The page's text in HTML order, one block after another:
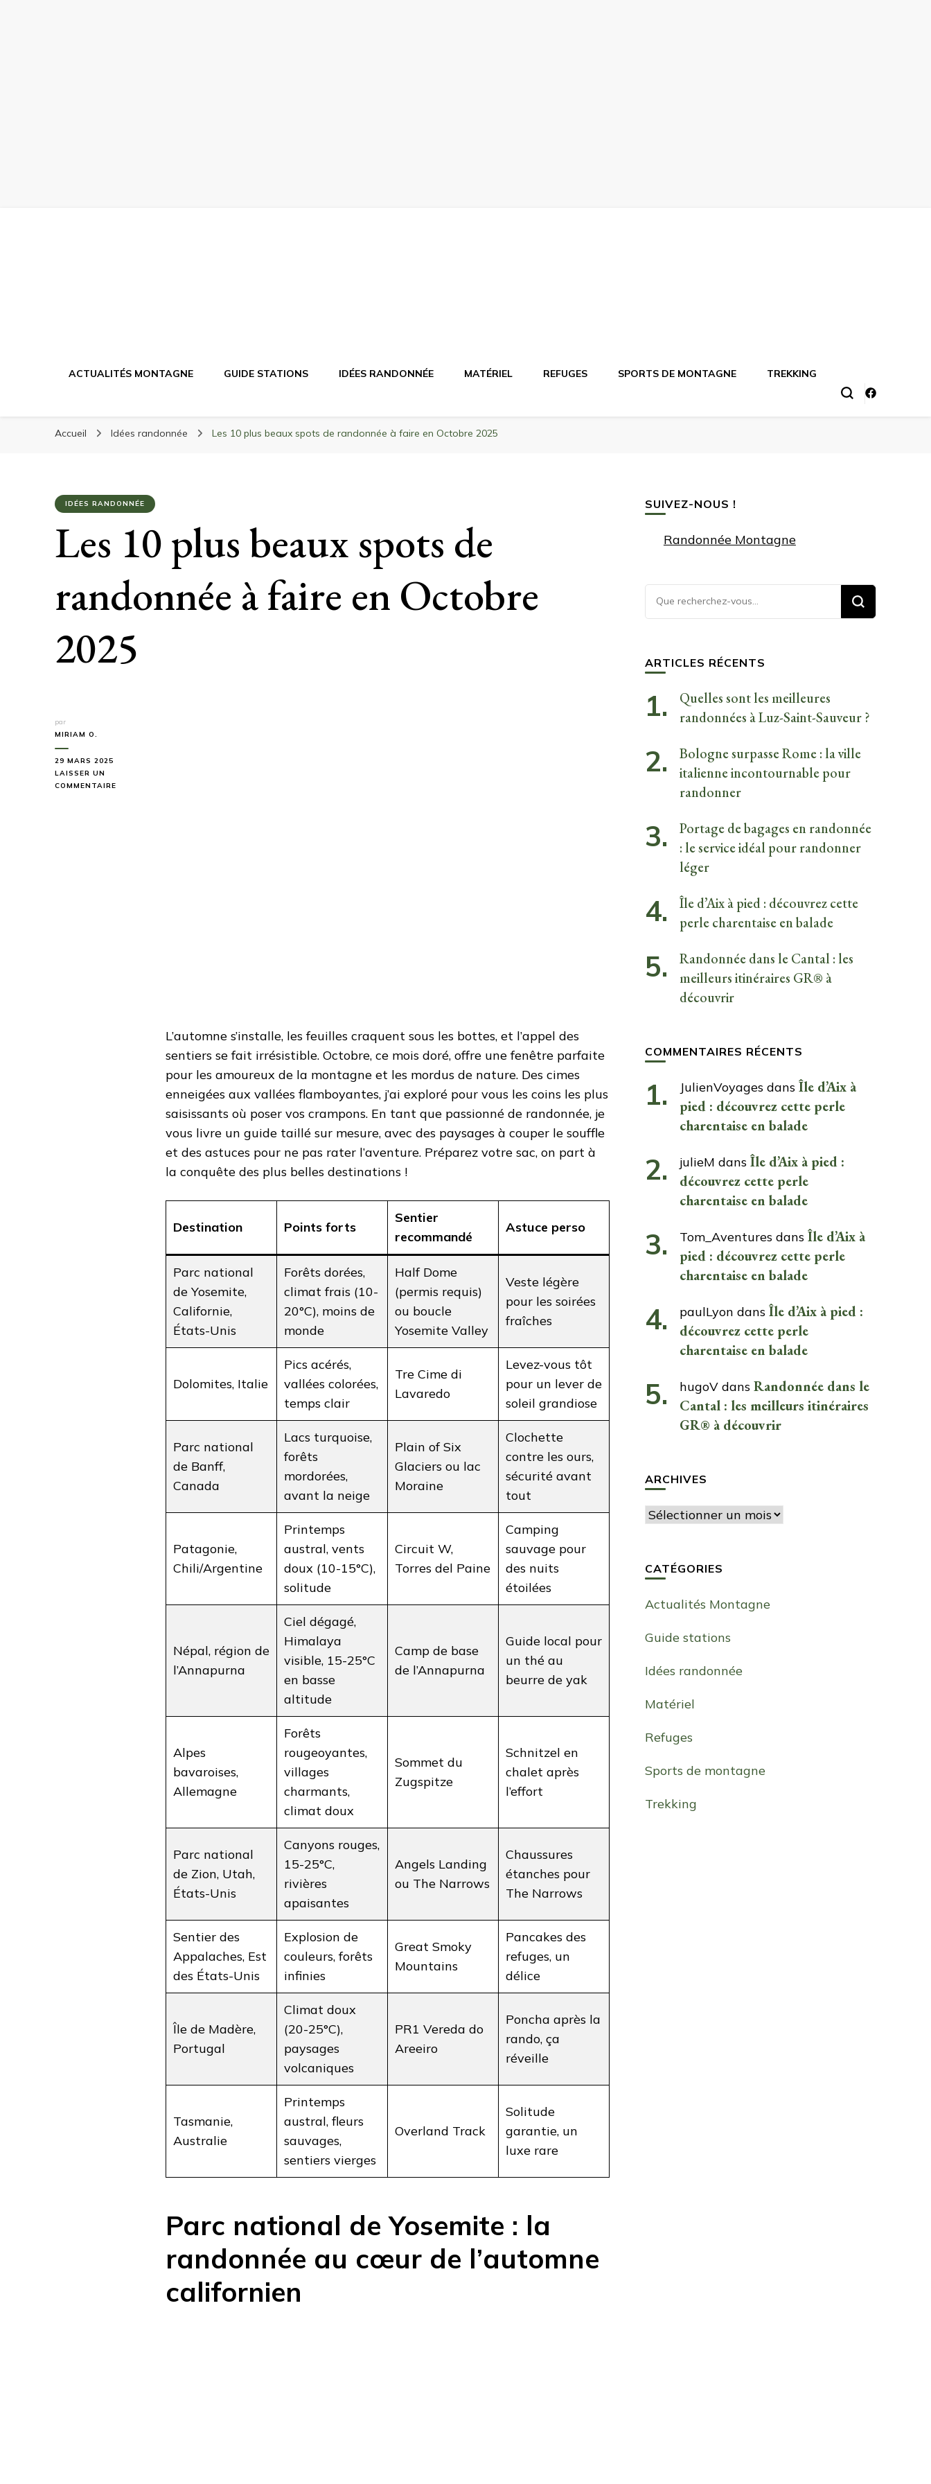
Randonnée Montagne
ACTUALITÉS MONTAGNE GUIDE STATIONS IDÉES RANDONNÉE MATÉRIEL REFUGES SPORTS DE MONTAGNE TREKKING
Accueil Idées randonnée Les 10 plus beaux spots de randonnée à faire en Octobre 2025
IDÉES RANDONNÉE
Les 10 plus beaux spots de
randonnée à faire en Octobre
2025
par
MIRIAM O.
29 MARS 2025
LAISSER UN
COMMENTAIRE
L’automne s’installe, les feuilles craquent sous les bottes, et l’appel des
sentiers se fait irrésistible. Octobre, ce mois doré, offre une fenêtre parfaite
pour les amoureux de la montagne et les mordus de nature. Des cimes
enneigées aux vallées flamboyantes, j’ai exploré pour vous les coins les plus
saisissants où poser vos crampons. En tant que passionné de randonnée, je
vous livre un guide taillé sur mesure, avec des paysages à couper le souffle
et des astuces pour ne pas rater l’aventure. Préparez votre sac, on part à
la conquête des plus belles destinations !
Destination Points forts
Sentier
recommandé
Astuce perso
Parc national
de Yosemite,
Californie,
États-Unis
Forêts dorées,
climat frais (10-
20°C), moins de
monde
Half Dome
(permis requis)
ou boucle
Yosemite Valley
Veste légère
pour les soirées
fraîches
Dolomites, Italie
Pics acérés,
vallées colorées,
temps clair
Tre Cime di
Lavaredo
Levez-vous tôt
pour un lever de
soleil grandiose
Parc national
de Banff,
Canada
Lacs turquoise,
forêts
mordorées,
avant la neige
Plain of Six
Glaciers ou lac
Moraine
Clochette
contre les ours,
sécurité avant
tout
Patagonie,
Chili/Argentine
Printemps
austral, vents
doux (10-15°C),
solitude
Circuit W,
Torres del Paine
Camping
sauvage pour
des nuits
étoilées
Népal, région de
l’Annapurna
Ciel dégagé,
Himalaya
visible, 15-25°C
en basse
altitude
Camp de base
de l’Annapurna
Guide local pour
un thé au
beurre de yak
Alpes
bavaroises,
Allemagne
Forêts
rougeoyantes,
villages
charmants,
climat doux
Sommet du
Zugspitze
Schnitzel en
chalet après
l’effort
Parc national
de Zion, Utah,
États-Unis
Canyons rouges,
15-25°C,
rivières
apaisantes
Angels Landing
ou The Narrows
Chaussures
étanches pour
The Narrows
Sentier des
Appalaches, Est
des États-Unis
Explosion de
couleurs, forêts
infinies
Great Smoky
Mountains
Pancakes des
refuges, un
délice
Île de Madère,
Portugal
Climat doux
(20-25°C),
paysages
volcaniques
PR1 Vereda do
Areeiro
Poncha après la
rando, ça
réveille
Tasmanie,
Australie
Printemps
austral, fleurs
sauvages,
sentiers vierges
Overland Track
Solitude
garantie, un
luxe rare
Parc national de Yosemite : la
randonnée au cœur de l’automne
californien
SUIVEZ-NOUS !
Randonnée Montagne
Vous
recherchiez
ARTICLES RÉCENTS
Quelles sont les meilleures
randonnées à Luz-Saint-Sauveur ?
Bologne surpasse Rome : la ville
italienne incontournable pour
randonner
Portage de bagages en randonnée
: le service idéal pour randonner
léger
Île d’Aix à pied : découvrez cette
perle charentaise en balade
Randonnée dans le Cantal : les
meilleurs itinéraires GR® à
découvrir
COMMENTAIRES RÉCENTS
JulienVoyagesdans Île d’Aix à
pied : découvrez cette perle
charentaise en balade
julieM dans Île d’Aix à pied :
découvrez cette perle
charentaise en balade
Tom_Aventuresdans Île d’Aix à
pied : découvrez cette perle
charentaise en balade
paulLyon dans Île d’Aix à pied :
découvrez cette perle
charentaise en balade
hugoVdans Randonnée dans le
Cantal : les meilleurs itinéraires
GR® à découvrir
ARCHIVES
Archives
CATÉGORIES
Actualités Montagne
Guide stations
Idées randonnée
Matériel
Refuges
Sports de montagne
Trekking